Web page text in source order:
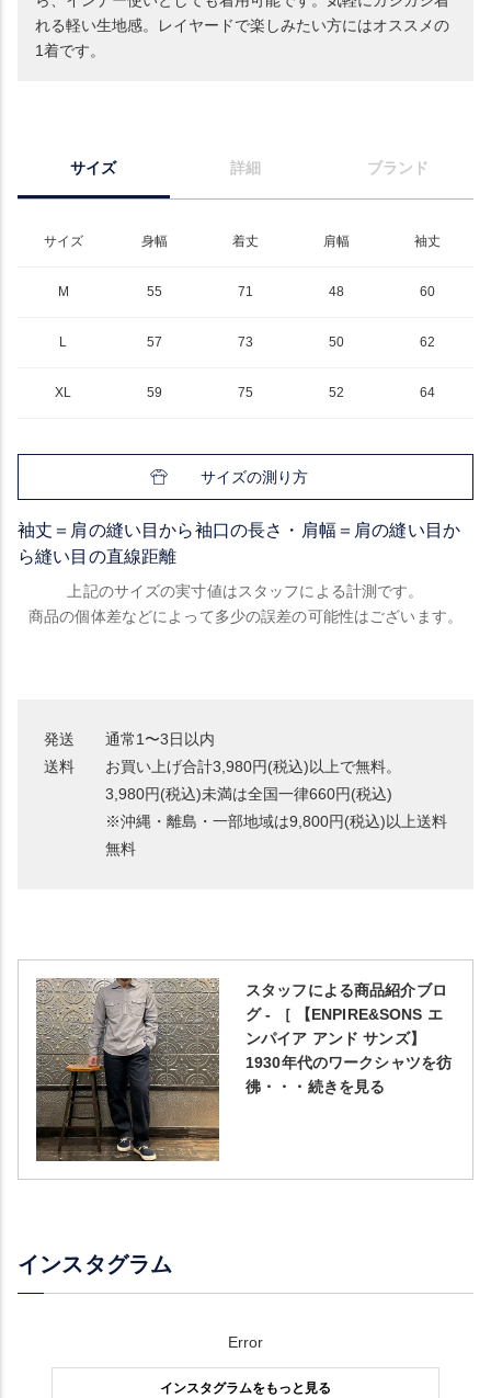
れる軽い生地感。レイヤードで楽しみたい方にはオススメの
1着です。
サイズ 詳細 ブランド
サイズ 身幅 着丈 肩幅 袖丈
M 55 71 48 60
L 57 73 50 62
XL 59 75 52 64
サイズの測り方
袖丈＝肩の縫い目から袖口の長さ・肩幅＝肩の縫い目か
ら縫い目の直線距離
上記のサイズの実寸値はスタッフによる計測です。
商品の個体差などによって多少の誤差の可能性はございます。
発送
通常1〜3日以内
送料
お買い上げ合計3,980円(税込)以上で無料。
3,980円(税込)未満は全国一律660円(税込)
※沖縄・離島・一部地域は9,800円(税込)以上送料
無料
スタッフによる商品紹介ブロ
グ - ［ 【ENPIRE&SONS エ
ンパイア アンド サンズ】
1930年代のワークシャツを彷
彿・・・続きを見る
インスタグラム
Error
インスタグラムをもっと見る